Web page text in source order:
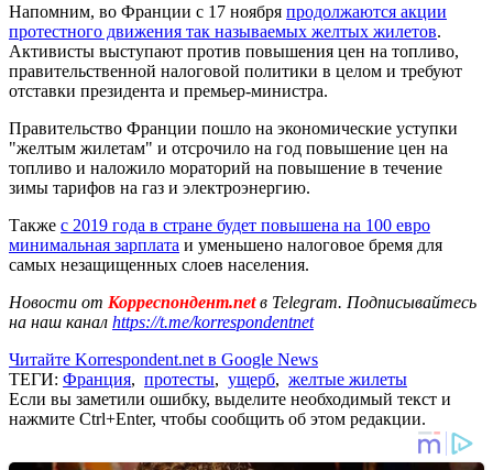
Напомним, во Франции с 17 ноября продолжаются акции
протестного движения так называемых желтых жилетов.
Активисты выступают против повышения цен на топливо,
правительственной налоговой политики в целом и требуют
отставки президента и премьер-министра.
Правительство Франции пошло на экономические уступки
"желтым жилетам" и отсрочило на год повышение цен на
топливо и наложило мораторий на повышение в течение
зимы тарифов на газ и электроэнергию.
Также с 2019 года в стране будет повышена на 100 евро
минимальная зарплата и уменьшено налоговое бремя для
самых незащищенных слоев населения.
Новости от Корреспондент.netв Telegram. Подписывайтесь
на наш канал https://t.me/korrespondentnet
Читайте Korrespondent.net в Google News
ТЕГИ: Франция, протесты, ущерб, желтые жилеты
Если вы заметили ошибку, выделите необходимый текст и
нажмите Ctrl+Enter, чтобы сообщить об этом редакции.